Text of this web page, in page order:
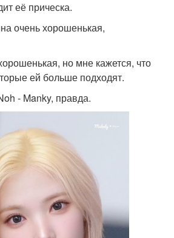
её прическа.
очень хорошенькая,
но мне кажется, что
ей больше подходят.
- Manky, правда.